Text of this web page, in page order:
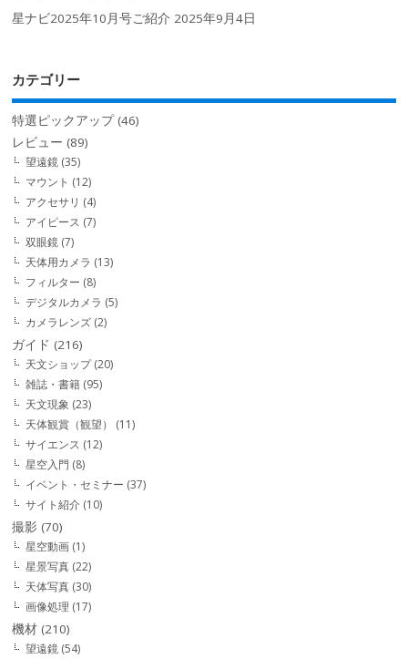
星ナビ2025年10月号ご紹介 2025年9月4日
カテゴリー
特選ピックアップ(46)
レビュー (89)
望遠鏡 (35)
マウント (12)
アクセサリ (4)
アイピース (7)
双眼鏡 (7)
天体用カメラ (13)
フィルター (8)
デジタルカメラ (5)
カメラレンズ (2)
ガイド (216)
天文ショップ(20)
雑誌・書籍 (95)
天文現象 (23)
天体観賞（観望）
(11)
サイエンス (12)
星空入門 (8)
イベント・セミナー (37)
サイト紹介 (10)
撮影 (70)
星空動画 (1)
星景写真 (22)
天体写真 (30)
画像処理 (17)
機材 (210)
望遠鏡 (54)